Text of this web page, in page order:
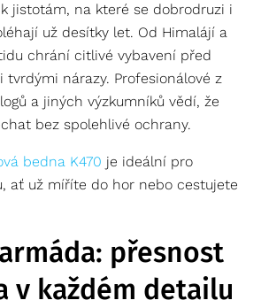
jistotám, na které se dobrodruzi i
už desítky let. Od Himalájí a
chrání citlivé vybavení před
tvrdými nárazy. Profesionálové z
a jiných výzkumníků vědí, že
bez spolehlivé ochrany.
bedna K470 je ideální pro
ať už míříte do hor nebo cestujete
přesnost
v každém detailu